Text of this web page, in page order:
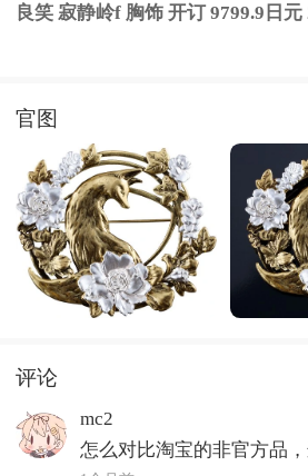
良笑 寂静岭f 胸饰 开订 9799.9日
官图
评论
mc2
怎么对比淘宝的非官方品